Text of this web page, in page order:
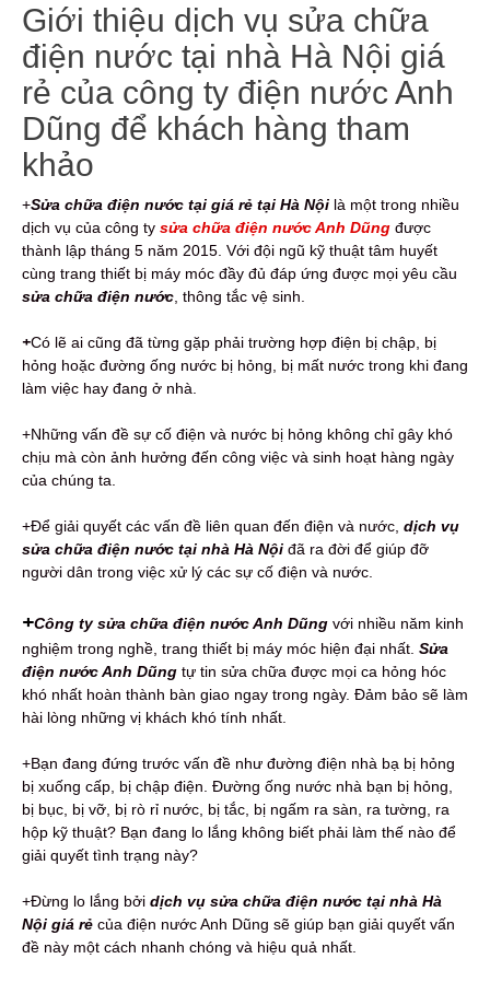
Giới thiệu dịch vụ sửa chữa
điện nước tại nhà Hà Nội giá
rẻ của công ty điện nước Anh
Dũng để khách hàng tham
khảo
+Sửa chữa điện nước tại giá rẻ tại Hà Nội là một trong nhiều
dịch vụ của công ty sửa chữa điện nước Anh Dũng được
thành lập tháng 5 năm 2015. Với đội ngũ kỹ thuật tâm huyết
cùng trang thiết bị máy móc đầy đủ đáp ứng được mọi yêu cầu
sửa chữa điện nước , thông tắc vệ sinh.
+Có lẽ ai cũng đã từng gặp phải trường hợp điện bị chập, bị
hỏng hoặc đường ống nước bị hỏng, bị mất nước trong khi đang
làm việc hay đang ở nhà.
+Những vấn đề sự cố điện và nước bị hỏng không chỉ gây khó
chịu mà còn ảnh hưởng đến công việc và sinh hoạt hàng ngày
của chúng ta.
+Để giải quyết các vấn đề liên quan đến điện và nước, dịch vụ
sửa chữa điện nước tại nhà Hà Nội đã ra đời để giúp đỡ
người dân trong việc xử lý các sự cố điện và nước.
+Công ty sửa chữa điện nước Anh Dũng với nhiều năm kinh
nghiệm trong nghề, trang thiết bị máy móc hiện đại nhất. Sửa
điện nước Anh Dũng tự tin sửa chữa được mọi ca hỏng hóc
khó nhất hoàn thành bàn giao ngay trong ngày. Đảm bảo sẽ làm
hài lòng những vị khách khó tính nhất.
+Bạn đang đứng trước vấn đề như đường điện nhà bạ bị hỏng
bị xuống cấp, bị chập điện. Đường ống nước nhà bạn bị hỏng,
bị bục, bị vỡ, bị rò rỉ nước, bị tắc, bị ngấm ra sàn, ra tường, ra
hộp kỹ thuật? Bạn đang lo lắng không biết phải làm thế nào để
giải quyết tình trạng này?
+Đừng lo lắng bởi dịch vụ sửa chữa điện nước tại nhà Hà
Nội giá rẻ của điện nước Anh Dũng sẽ giúp bạn giải quyết vấn
đề này một cách nhanh chóng và hiệu quả nhất.